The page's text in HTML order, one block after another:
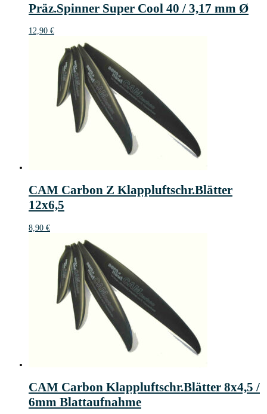
Präz.Spinner Super Cool 40 / 3,17 mm Ø
12,90 €
CAM Carbon Z Klappluftschr.Blätter
12x6,5
8,90 €
CAM Carbon Klappluftschr.Blätter 8x4,5 /
6mm Blattaufnahme